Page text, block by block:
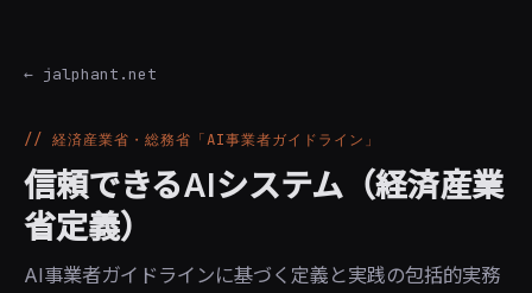
← jalphant.net
// 経済産業省・総務省「AI事業者ガイドライン」
信頼できるAIシステム（経済産業
省定義）
AI事業者ガイドラインに基づく定義と実践の包括的実務